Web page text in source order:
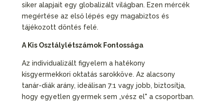
siker alapjait egy globalizált világban. Ezen mércék
megértése az első lépés egy magabiztos és
tájékozott döntés felé.
A Kis Osztálylétszámok Fontossága
Az individualizált figyelem a hatékony
kisgyermekkori oktatás sarokköve. Az alacsony
tanár-diák arány, ideálisan 7:1 vagy jobb, biztosítja,
hogy egyetlen gyermek sem „vész el" a csoportban.